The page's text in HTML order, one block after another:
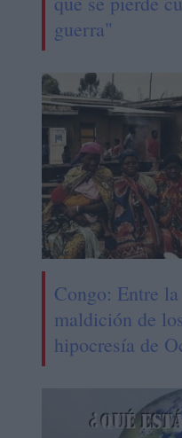
guerra"
Congo: Entre
maldición de
hipocresía de